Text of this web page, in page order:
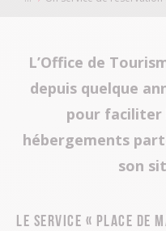
L’Office de
depuis quelque
pour faciliter
hébergements
son
Le service « place de